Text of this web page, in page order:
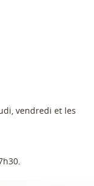
vendredi et les